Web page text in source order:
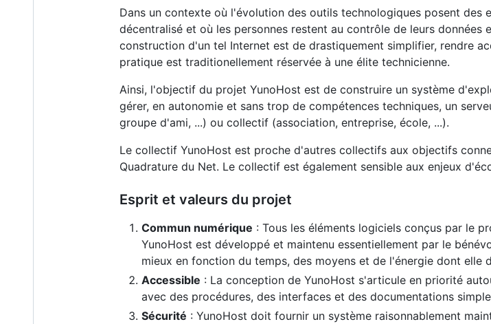
Dans un contexte où l'évolution des outils technologiques posent des
décentralisé et où les personnes restent au contrôle de leurs données
construction d'un tel Internet est de drastiquement simplifier, rendre
pratique est traditionellement réservée à une élite technicienne.
Ainsi, l'objectif du projet YunoHost est de construire un système
gérer, en autonomie et sans trop de compétences techniques, un
groupe d'ami, ...) ou collectif (association, entreprise, école, ...).
Le collectif YunoHost est proche d'autres collectifs aux objectifs
Quadrature du Net. Le collectif est également sensible aux enjeux
Esprit et valeurs du projet
Commun numérique : Tous les éléments logiciels conçus par le
YunoHost est développé et maintenu essentiellement par le
mieux en fonction du temps, des moyens et de l'énergie dont elle
Accessible : La conception de YunoHost s'articule en priorité
avec des procédures, des interfaces et des documentations
Sécurité : YunoHost doit fournir un système raisonnablement